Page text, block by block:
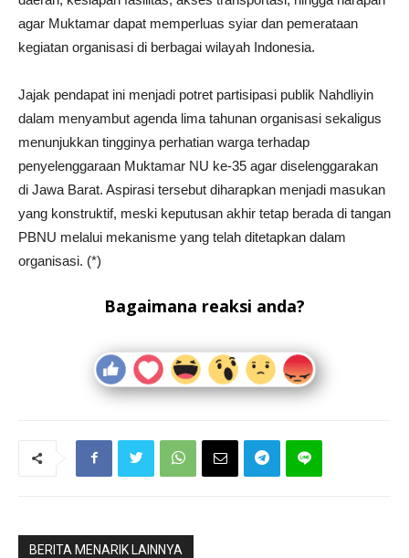
agar Muktamar dapat memperluas syiar dan pemerataan
kegiatan organisasi di berbagai wilayah Indonesia.
Jajak pendapat ini menjadi potret partisipasi publik Nahdliyin
dalam menyambut agenda lima tahunan organisasi sekaligus
menunjukkan tingginya perhatian warga terhadap
penyelenggaraan Muktamar NU ke-35 agar diselenggarakan
di Jawa Barat. Aspirasi tersebut diharapkan menjadi masukan
yang konstruktif, meski keputusan akhir tetap berada di tangan
PBNU melalui mekanisme yang telah ditetapkan dalam
organisasi. (*)
Bagaimana reaksi anda?
BERITA MENARIK LAINNYA